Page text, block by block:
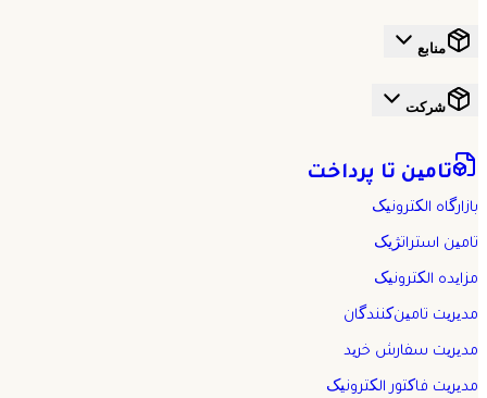
منابع
شرکت
تامین تا پرداخت
بازارگاه الکترونیک
تامین استراتژیک
مزایده الکترونیک
مدیریت تامین‌کنندگان
مدیریت سفارش خرید
مدیریت فاکتور الکترونیک